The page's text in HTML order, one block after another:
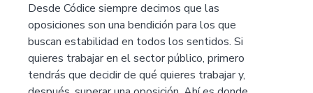
Desde Códice siempre decimos que las
oposiciones son una bendición para los que
buscan estabilidad en todos los sentidos. Si
quieres trabajar en el sector público, primero
tendrás que decidir de qué quieres trabajar y,